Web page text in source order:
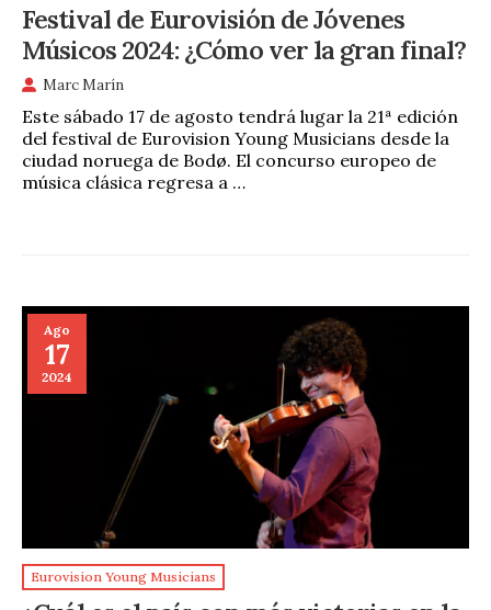
Festival de Eurovisión de Jóvenes
Músicos 2024: ¿Cómo ver la gran final?
Marc Marín
Este sábado 17 de agosto tendrá lugar la 21ª edición
del festival de Eurovision Young Musicians desde la
ciudad noruega de Bodø. El concurso europeo de
música clásica regresa a …
Ago
17
2024
Eurovision Young Musicians